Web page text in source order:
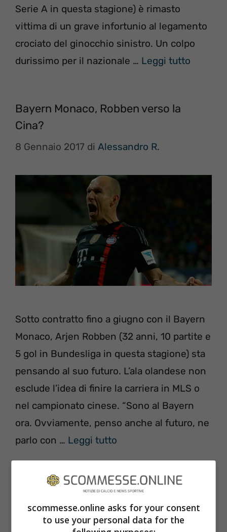
Serie A in questa stagione) è rimasto
vittima di un grave infortunio al legamento
crociato del ginocchio sinistro. Un colpo
durissimo per il nazionale … Leggi tutto
Bayern Monaco, Robben verso la
Cina?
8 Gennaio 2017 di Alessandro R.
Sotto contratto fino a giugno con il Bayern
Monaco, Arjen Robben (32 anni, 10 partite e
5 gol in Bundesliga in questa stagione) sta
pensando al suo futuro. L’ala olandese non
esclude l’idea di finire la carriera in MLS o
nel campionato cinese. “Sono al Bayern
ora. Ovviamente, penso anche al futuro, ne
parlo con … Leggi tutto
Man Utd: Rooney orgoglioso del suo
record
7 Gennaio 2017 diAlessandro R.
scommesse.online asks for your consent
to use your personal data for the